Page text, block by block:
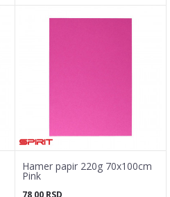
Hamer papir 220g 70x100cm
Pink
78,00 RSD